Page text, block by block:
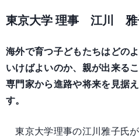
東京大学 理事 江川 雅
海外で育つ子どもたちはどの
いけばよいのか、親が出来る
専門家から進路や将来を見据
す。
東京大学理事の江川雅子氏